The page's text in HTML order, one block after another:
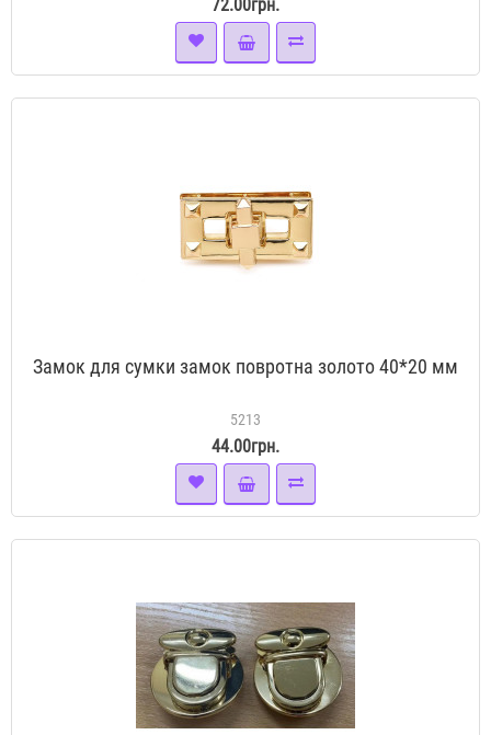
72.00грн.
Замок для сумки замок повротна золото 40*20 мм
5213
44.00грн.